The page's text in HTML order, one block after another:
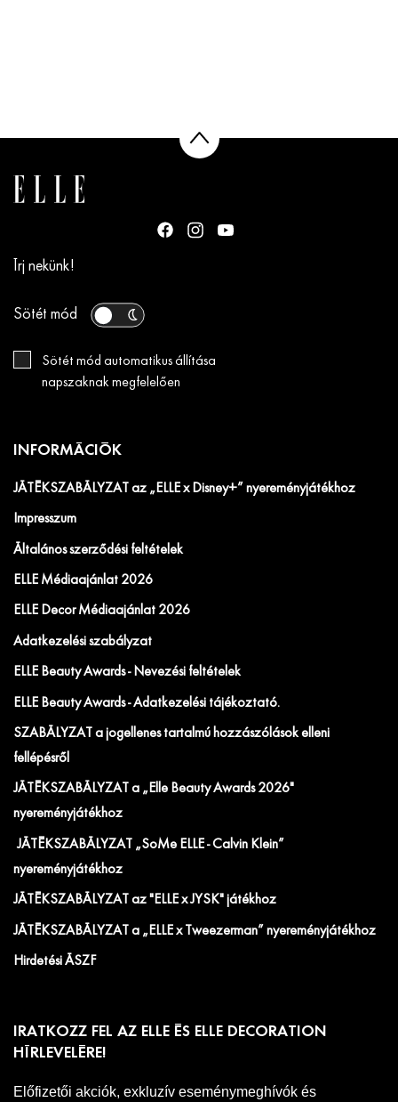
Írj nekünk!
Sötét mód
Sötét mód automatikus állítása
napszaknak megfelelően
INFORMÁCIÓK
JÁTÉKSZABÁLYZAT az „ELLE x Disney+” nyereményjátékhoz
Impresszum
Általános szerződési feltételek
ELLE Médiaajánlat 2026
ELLE Decor Médiaajánlat 2026
Adatkezelési szabályzat
ELLE Beauty Awards - Nevezési feltételek
ELLE Beauty Awards - Adatkezelési tájékoztató.
SZABÁLYZAT a jogellenes tartalmú hozzászólások elleni
fellépésről
JÁTÉKSZABÁLYZAT a „Elle Beauty Awards 2026"
nyereményjátékhoz
JÁTÉKSZABÁLYZAT „SoMe ELLE - Calvin Klein”
nyereményjátékhoz
JÁTÉKSZABÁLYZAT az "ELLE x JYSK" játékhoz
JÁTÉKSZABÁLYZAT a „ELLE x Tweezerman” nyereményjátékhoz
Hirdetési ÁSZF
IRATKOZZ FEL AZ ELLE ÉS ELLE DECORATION
HÍRLEVELÉRE!
Előfizetői akciók, exkluzív eseménymeghívók és